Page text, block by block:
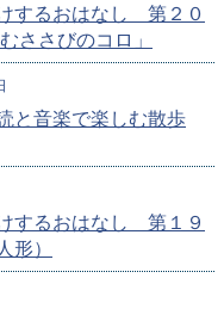
するおはなし 第２０
ささびのコロ」
と音楽で楽しむ散歩
するおはなし 第１９
形）